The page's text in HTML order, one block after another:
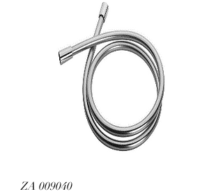
ZA 009040